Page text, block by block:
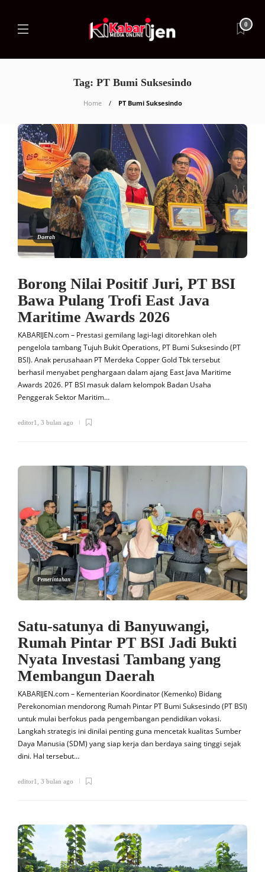
0
Tag: PT Bumi Suksesindo
Home PT Bumi Suksesindo
Daerah
Borong Nilai Positif Juri, PT BSI
Bawa Pulang Trofi East Java
Maritime Awards 2026
KABARIJEN.com – Prestasi gemilang lagi-lagi ditorehkan oleh
pengelola tambang Tujuh Bukit Operations, PT Bumi Suksesindo (PT
BSI). Anak perusahaan PT Merdeka Copper Gold Tbk tersebut
berhasil menyabet penghargaan dalam ajang East Java Maritime
Awards 2026. PT BSI masuk dalam kelompok Badan Usaha
Penggerak Sektor Maritim…
editor1 3 bulan ago
Pemerintahan
Satu-satunya di Banyuwangi,
Rumah Pintar PT BSI Jadi Bukti
Nyata Investasi Tambang yang
Membangun Daerah
KABARIJEN.com – Kementerian Koordinator (Kemenko) Bidang
Perekonomian mendorong Rumah Pintar PT Bumi Suksesindo (PT BSI)
untuk mulai berfokus pada pengembangan pendidikan vokasi.
Langkah strategis ini dinilai penting guna mencetak kualitas Sumber
Daya Manusia (SDM) yang siap kerja dan berdaya saing tinggi sejak
dini. Hal tersebut…
editor1, 3 bulan ago